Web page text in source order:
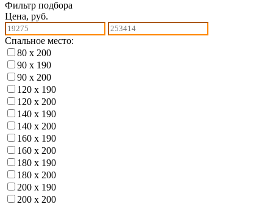
Фильтр подбора
Цена, руб.
Спальное место:
80 х 200
90 х 190
90 х 200
120 х 190
120 х 200
140 х 190
140 х 200
160 х 190
160 х 200
180 х 190
180 х 200
200 х 190
200 х 200